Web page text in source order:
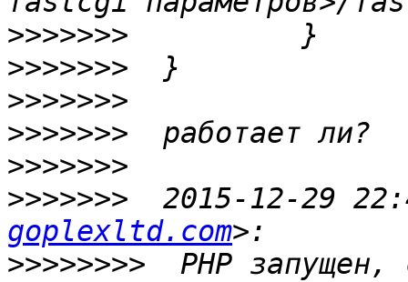
>>>>>>>
>>>>>>>
>>>>>>>
>>>>>>>
>>>>>>>
>>>>>>> 2015-12-29
goplexltd.com
>>>>>>>> PHP запущен,